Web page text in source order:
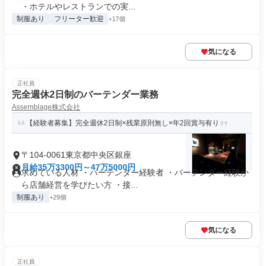
・ホテルやレストランでの実...
制服あり フリーター歓迎 +17個
気になる
正社員
完全週休2日制のバーテンダー業務
Assemblage株式会社
【経験者募集】完全週休2日制×残業原則無し×年2回賞与有り
〒104-0061東京都中央区銀座
月給35万3300円～47万5000円
求めている人材 ・バーテンダー経験者 ・バーテンダー経験か
ら店舗経営を学びたい方 ・接...
制服あり +29個
気になる
正社員